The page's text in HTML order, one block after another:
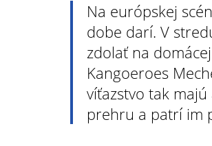
Na európskej
dobe darí. V
zdolať na
Kangoeroes
víťazstvo tak
prehru a patrí im